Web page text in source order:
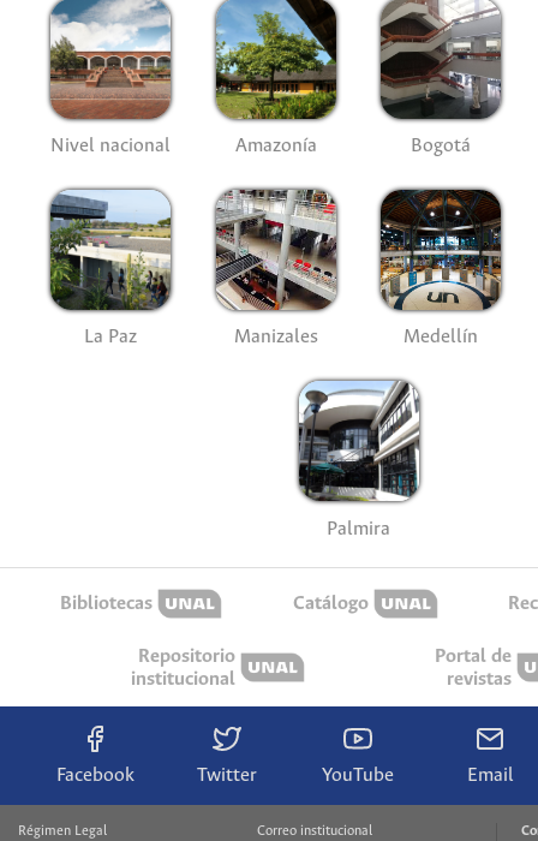
Nivel nacional Amazonía Bogotá
La Paz Manizales Medellín
Palmira
Bibliotecas Catálogo
Repositorio
institucional
Portal de
revistas
Facebook Twitter YouTube Email
Régimen Legal
Correo institucional